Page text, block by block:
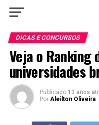
DICAS E CONCURSOS
Veja o Ranking
universidades
Publicado 13 anos
Por Aleilton Oliveira